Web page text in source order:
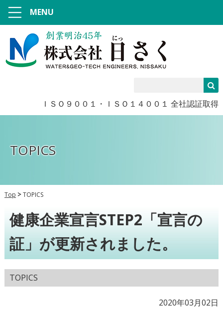
ＩＳＯ９００１・ＩＳＯ１４００１ 全社認証取得
MENU
TOPICS
Top TOPICS
健康企業宣言STEP2「宣言の
証」が更新されました。
TOPICS
2020年03月02日